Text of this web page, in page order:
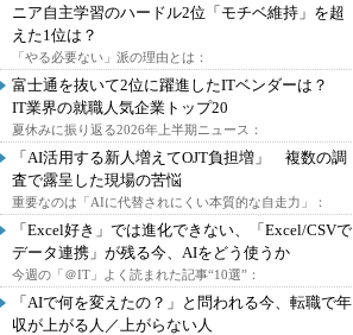
ニア自主学習のハードル2位「モチベ維持」を超
えた1位は？
「やる必要ない」派の理由とは：
富士通を抜いて2位に躍進したITベンダーは？
IT業界の就職人気企業トップ20
夏休みに振り返る2026年上半期ニュース：
「AI活用する新人増えてOJT負担増」 複数の調
査で露呈した現場の苦悩
重要なのは「AIに代替されにくい本質的な自走力」：
「Excel好き」では進化できない、「Excel/CSVで
データ連携」が残る今、AIをどう使うか
今週の「＠IT」よく読まれた記事“10選”：
「AIで何を変えたの？」と問われる今、転職で年
収が上がる人／上がらない人